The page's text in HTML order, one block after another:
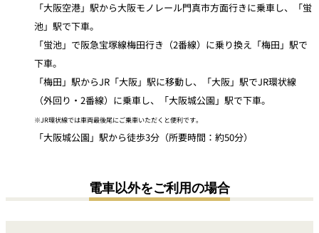
「大阪空港」駅から大阪モノレール門真市方面行きに乗車し、「蛍
池」駅で下車。
「蛍池」で阪急宝塚線梅田行き（2番線）に乗り換え「梅田」駅で
下車。
「梅田」駅からJR「大阪」駅に移動し、「大阪」駅でJR環状線
（外回り・2番線）に乗車し、「大阪城公園」駅で下車。
※JR環状線では車両最後尾にご乗車いただくと便利です。
「大阪城公園」駅から徒歩3分（所要時間：約50分）
電車以外をご利用の場合